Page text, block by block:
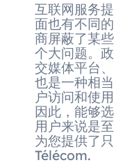
互联网服务
面也有不同
商屏蔽了某
个大问题。
交媒体平台
也是一种相
户访问和使
因此，能够
用户来说是
为您提供了
Télécom.